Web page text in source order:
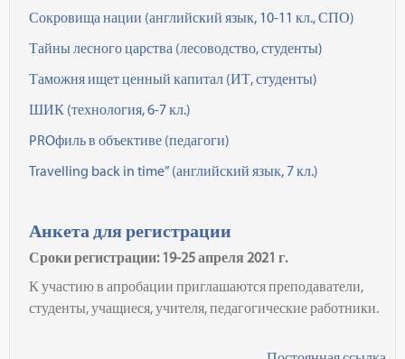
Сокровища нации (английский язык, 10-11 кл., СПО)
Тайны лесного царства (лесоводство, студенты)
Таможня ищет ценный капитал (ИТ, студенты)
ШИК (технология, 6-7 кл.)
PROфиль в объективе (педагоги)
Travelling back in time” (английский язык, 7 кл.)
Анкета для регистрации
Сроки регистрации: 19-25 апреля 2021 г.
К участию в апробации приглашаются преподаватели,
студенты, учащиеся, учителя, педагогические работники.